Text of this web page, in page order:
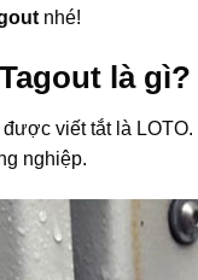
nhé!
là gì?
được viết tắt là
nghiệp.